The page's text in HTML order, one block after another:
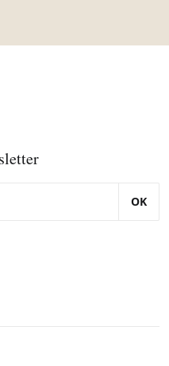
OK